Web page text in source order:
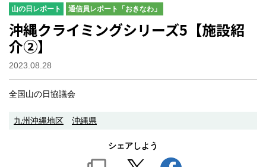
山の日レポート 通信員レポート「おきなわ」
沖縄クライミングシリーズ5【施設紹
介②】
2023.08.28
全国山の日協議会
九州沖縄地区 沖縄県
シェアしよう